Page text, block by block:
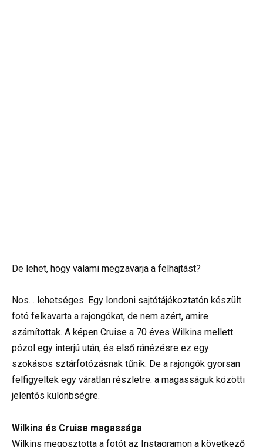
De lehet, hogy valami megzavarja a felhajtást?
Nos… lehetséges. Egy londoni sajtótájékoztatón készült
fotó felkavarta a rajongókat, de nem azért, amire
számítottak. A képen Cruise a 70 éves Wilkins mellett
pózol egy interjú után, és első ránézésre ez egy
szokásos sztárfotózásnak tűnik. De a rajongók gyorsan
felfigyeltek egy váratlan részletre: a magasságuk közötti
jelentős különbségre.
Wilkins és Cruise magassága
Wilkins megosztotta a fotót az Instagramon a következő